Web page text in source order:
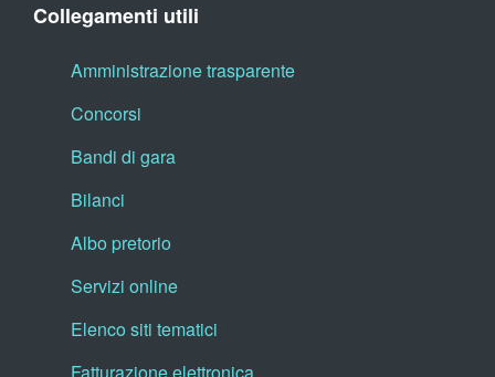
Collegamenti utili
Amministrazione trasparente
Concorsi
Bandi di gara
Bilanci
Albo pretorio
Servizi online
Elenco siti tematici